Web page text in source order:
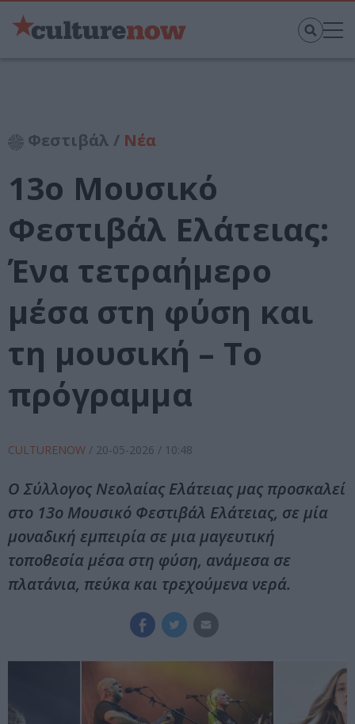
Φεστιβάλ / Νέα
13ο Μουσικό
Φεστιβάλ Ελάτειας:
Ένα τετραήμερο
μέσα στη φύση και
τη μουσική – Το
πρόγραμμα
CULTURENOW / 20-05-2026 / 10:48
Ο Σύλλογος Νεολαίας Ελάτειας μας προσκαλεί
στο 13ο Μουσικό Φεστιβάλ Ελάτειας, σε μία
μοναδική εμπειρία σε μια μαγευτική
τοποθεσία μέσα στη φύση, ανάμεσα σε
πλατάνια, πεύκα και τρεχούμενα νερά.